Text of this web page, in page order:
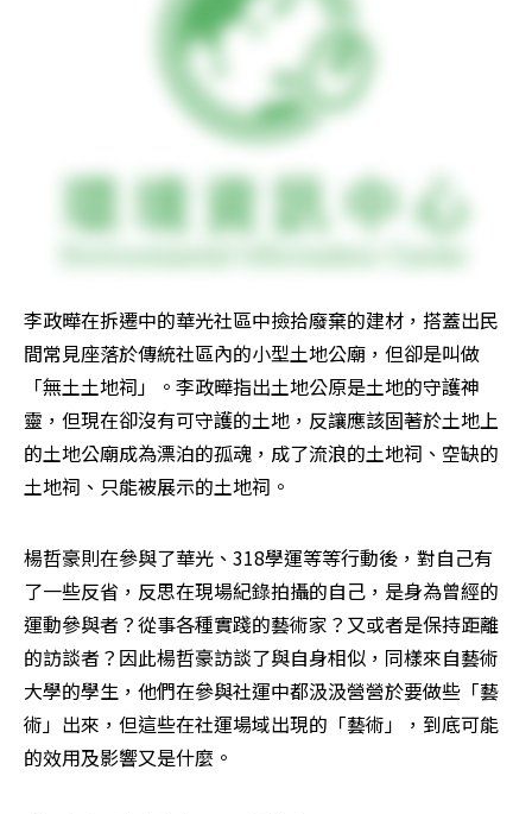
李政曄在拆遷中的華光社區中撿拾廢棄的建材，搭蓋出民
間常見座落於傳統社區內的小型土地公廟，但卻是叫做
「無土土地祠」。李政曄指出土地公原是土地的守護神
靈，但現在卻沒有可守護的土地，反讓應該固著於土地上
的土地公廟成為漂泊的孤魂，成了流浪的土地祠、空缺的
土地祠、只能被展示的土地祠。
楊哲豪則在參與了華光、318學運等等行動後，對自己有
了一些反省，反思在現場紀錄拍攝的自己，是身為曾經的
運動參與者？從事各種實踐的藝術家？又或者是保持距離
的訪談者？因此楊哲豪訪談了與自身相似，同樣來自藝術
大學的學生，他們在參與社運中都汲汲營營於要做些「藝
術」出來，但這些在社運場域出現的「藝術」，到底可能
的效用及影響又是什麼。